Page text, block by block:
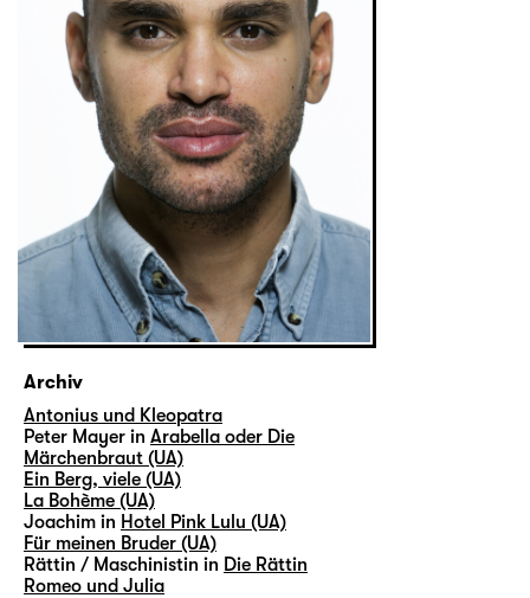
Archiv
Antonius und Kleopatra
Peter Mayer in Arabella oder Die
Märchenbraut (UA)
Ein Berg, viele (UA)
La Bohème (UA)
Joachim in Hotel Pink Lulu (UA)
Für meinen Bruder (UA)
Rättin / Maschinistin in Die Rättin
Romeo und Julia